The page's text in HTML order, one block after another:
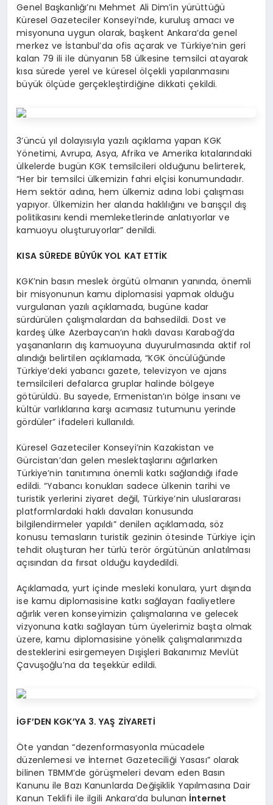
Genel Başkanlığı’nı Mehmet Ali Dim’in yürüttüğü
Küresel Gazeteciler Konseyi’nde, kuruluş amacı ve
misyonuna uygun olarak, başkent Ankara’da genel
merkez ve İstanbul’da ofis açarak ve Türkiye’nin geri
kalan 79 ili ile dünyanın 58 ülkesine temsilci atayarak
kısa sürede yerel ve küresel ölçekli yapılanmasını
büyük ölçüde gerçekleştirdiğine dikkati çekildi.
3’üncü yıl dolayısıyla yazılı açıklama yapan KGK
Yönetimi, Avrupa, Asya, Afrika ve Amerika kıtalarındaki
ülkelerde bugün KGK temsilcileri olduğunu belirterek,
“Her bir temsilci ülkemizin fahri elçisi konumundadır.
Hem sektör adına, hem ülkemiz adına lobi çalışması
yapıyor. Ülkemizin her alanda haklılığını ve barışçıl dış
politikasını kendi memleketlerinde anlatıyorlar ve
kamuoyu oluşturuyorlar” denildi.
KISA SÜREDE BÜYÜK YOL KAT ETTİK
KGK’nin basın meslek örgütü olmanın yanında, önemli
bir misyonunun kamu diplomasisi yapmak olduğu
vurgulanan yazılı açıklamada, bugüne kadar
sürdürülen çalışmalardan da bahsedildi. Dost ve
kardeş ülke Azerbaycan’ın haklı davası Karabağ’da
yaşananların dış kamuoyuna duyurulmasında aktif rol
alındığı belirtilen açıklamada, “KGK öncülüğünde
Türkiye’deki yabancı gazete, televizyon ve ajans
temsilcileri defalarca gruplar halinde bölgeye
götürüldü. Bu sayede, Ermenistan’ın bölge insanı ve
kültür varlıklarına karşı acımasız tutumunu yerinde
gördüler” ifadeleri kullanıldı.
Küresel Gazeteciler Konseyi’nin Kazakistan ve
Gürcistan’dan gelen meslektaşlarını ağırlarken
Türkiye’nin tanıtımına önemli katkı sağlandığı ifade
edildi. “Yabancı konukları sadece ülkenin tarihi ve
turistik yerlerini ziyaret değil, Türkiye’nin uluslararası
platformlardaki haklı davaları konusunda
bilgilendirmeler yapıldı” denilen açıklamada, söz
konusu temasların turistik gezinin ötesinde Türkiye için
tehdit oluşturan her türlü terör örgütünün anlatılması
açısından da fırsat olduğu kaydedildi.
Açıklamada, yurt içinde mesleki konulara, yurt dışında
ise kamu diplomasisine katkı sağlayan faaliyetlere
ağırlık veren konseyimizin çalışmalarına ve gelecek
vizyonuna katkı sağlayan tüm üyelerimiz başta olmak
üzere, kamu diplomasisine yönelik çalışmalarımızda
desteklerini esirgemeyen Dışişleri Bakanımız Mevlüt
Çavuşoğlu’na da teşekkür edildi.
İGF’DEN KGK’YA 3. YAŞ ZİYARETİ
Öte yandan “dezenformasyonla mücadele
düzenlemesi ve İnternet Gazeteciliği Yasası” olarak
bilinen TBMM’de görüşmeleri devam eden Basın
Kanunu ile Bazı Kanunlarda Değişiklik Yapılmasına Dair
Kanun Teklifi ile ilgili Ankara’da bulunan İnternet